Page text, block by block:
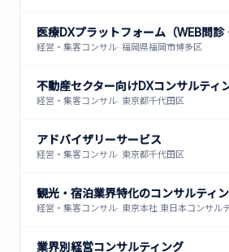
経営・集客コンサル· 福岡県福岡市博多区
不動産セクター向けDXコンサルティ
経営・集客コンサル· 東京都千代田区
アドバイザリーサービス
経営・集客コンサル· 東京都千代田区
経営・集客コンサル· 東京本社 東日本コンサル
業界別経営コンサルティング